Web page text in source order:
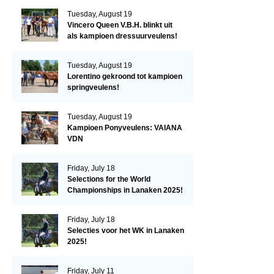
Tuesday, August 19
Vincero Queen V.B.H. blinkt uit
als kampioen dressuurveulens!
Tuesday, August 19
Lorentino gekroond tot kampioen
springveulens!
Tuesday, August 19
Kampioen Ponyveulens: VAIANA
VDN
Friday, July 18
Selections for the World
Championships in Lanaken 2025!
Friday, July 18
Selecties voor het WK in Lanaken
2025!
Friday, July 11